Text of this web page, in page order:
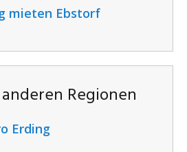
mieten Ebstorf
Regionen
Erding